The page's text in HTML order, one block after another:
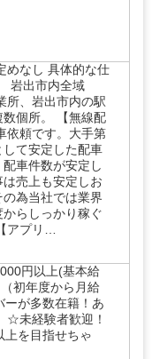
めなし 具体的な仕
岩出市内全域
所、岩出市内の駅
個所。 【無線配
依頼です。大手第
て安定した配車
車件数が安定し
売上も安定しお
為当社では業界
らしっかり稼ぐ
アプリ…
円以上(基本給
初年度から月給
ーが多数在籍！あ
☆未経験者歓迎！
上を目指せちゃ